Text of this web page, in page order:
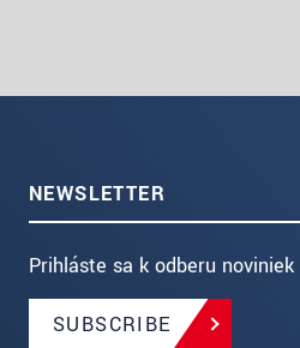
NEWSLETTER
Prihláste sa k odberu noviniek
SUBSCRIBE